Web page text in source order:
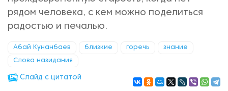
рядом человека, с кем можно поделиться
радостью и печалью.
Абай Кунанбаев близкие горечь знание
Слова назидания
Cлайд с цитатой